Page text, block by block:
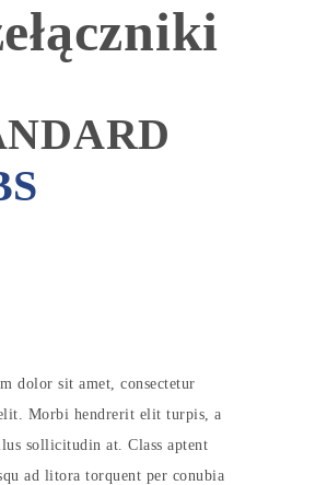
dolor sit amet, consectetur
Morbi hendrerit elit turpis, a
sollicitudin at. Class aptent
ad litora torquent per conubia